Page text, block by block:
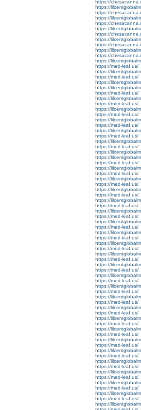
https://
https://
https://
https://
https://
https://
https://
https://
https://
https://
https://
https://
https://med-leaf.us/
https://
https://med-leaf.us/
https://
https://
https://med-leaf.us/
https://
https://med-leaf.us/
https://
https://med-leaf.us/
https://
https://med-leaf.us/
https://
https://med-leaf.us/
https://
https://med-leaf.us/
https://
https://
https://med-leaf.us/
https://
https://med-leaf.us/
https://
https://med-leaf.us/
https://
https://med-leaf.us/
https://
https://med-leaf.us/
https://
https://med-leaf.us/
https://
https://med-leaf.us/
https://
https://med-leaf.us/
https://
https://med-leaf.us/
https://
https://med-leaf.us/
https://
https://med-leaf.us/
https://
https://med-leaf.us/
https://
https://med-leaf.us/
https://
https://med-leaf.us/
https://
https://med-leaf.us/
https://
https://med-leaf.us/
https://
https://med-leaf.us/
https://
https://med-leaf.us/
https://
https://med-leaf.us/
https://
https://med-leaf.us/
https://
https://med-leaf.us/
https://
https://med-leaf.us/
https://
https://med-leaf.us/
https://